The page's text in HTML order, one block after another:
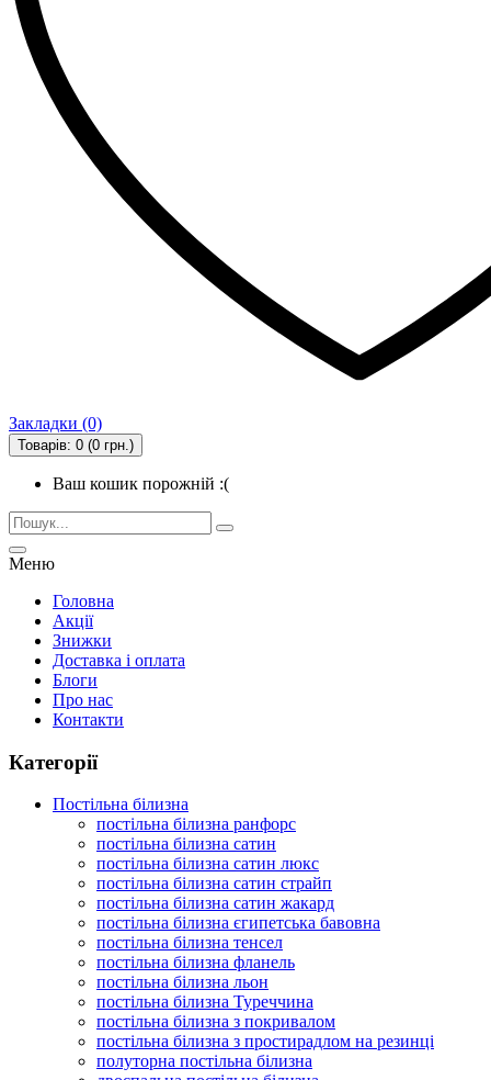
Закладки (0)
Товарів: 0 (0 грн.)
Ваш кошик порожній :(
Меню
Головна
Акції
Знижки
Доставка і оплата
Блоги
Про нас
Контакти
Категорії
Постільна білизна
постільна білизна ранфорс
постільна білизна сатин
постільна білизна сатин люкс
постільна білизна сатин страйп
постільна білизна сатин жакард
постільна білизна єгипетська бавовна
постільна білизна тенсел
постільна білизна фланель
постільна білизна льон
постільна білизна Туреччина
постільна білизна з покривалом
постільна білизна з простирадлом на резинці
полуторна постільна білизна